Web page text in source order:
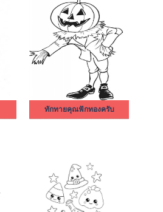
ทักทายคุณฟักทองครับ